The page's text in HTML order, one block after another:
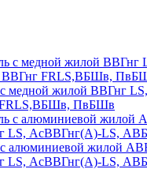
с медной жилой ВВГнг
ПвБШв
с алюминиевой жилой
LS, АсВВГнг(А)-LS,